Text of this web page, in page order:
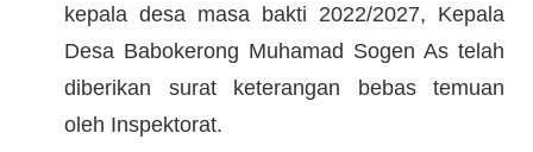
kepala desa masa bakti 2022/2027, Kepala
Desa Babokerong Muhamad Sogen As telah
diberikan surat keterangan bebas temuan
oleh Inspektorat.